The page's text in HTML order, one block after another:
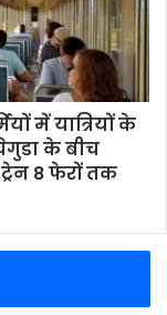
में यात्रियों के
के बीच
8 फेरों तक